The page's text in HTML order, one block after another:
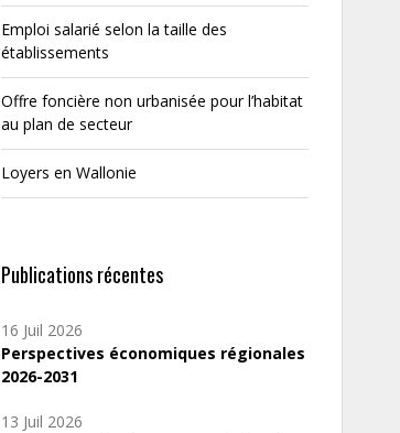
Emploi salarié selon la taille des
établissements
Offre foncière non urbanisée pour l’habitat
au plan de secteur
Loyers en Wallonie
Publications récentes
16 Juil 2026
Perspectives économiques régionales
2026-2031
13 Juil 2026